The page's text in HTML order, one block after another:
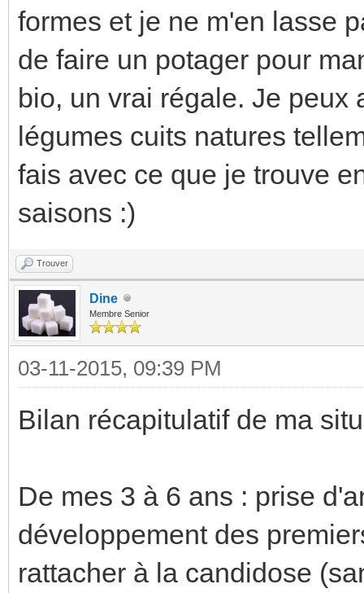
formes et je ne m'en lasse
de faire un potager pour
bio, un vrai régale. Je peux
légumes cuits natures
fais avec ce que je trouve
saisons :)
Trouver
Dine
Membre Senior
03-11-2015, 09:39 PM
Bilan récapitulatif de ma
De mes 3 à 6 ans : prise
développement des
rattacher à la candidose